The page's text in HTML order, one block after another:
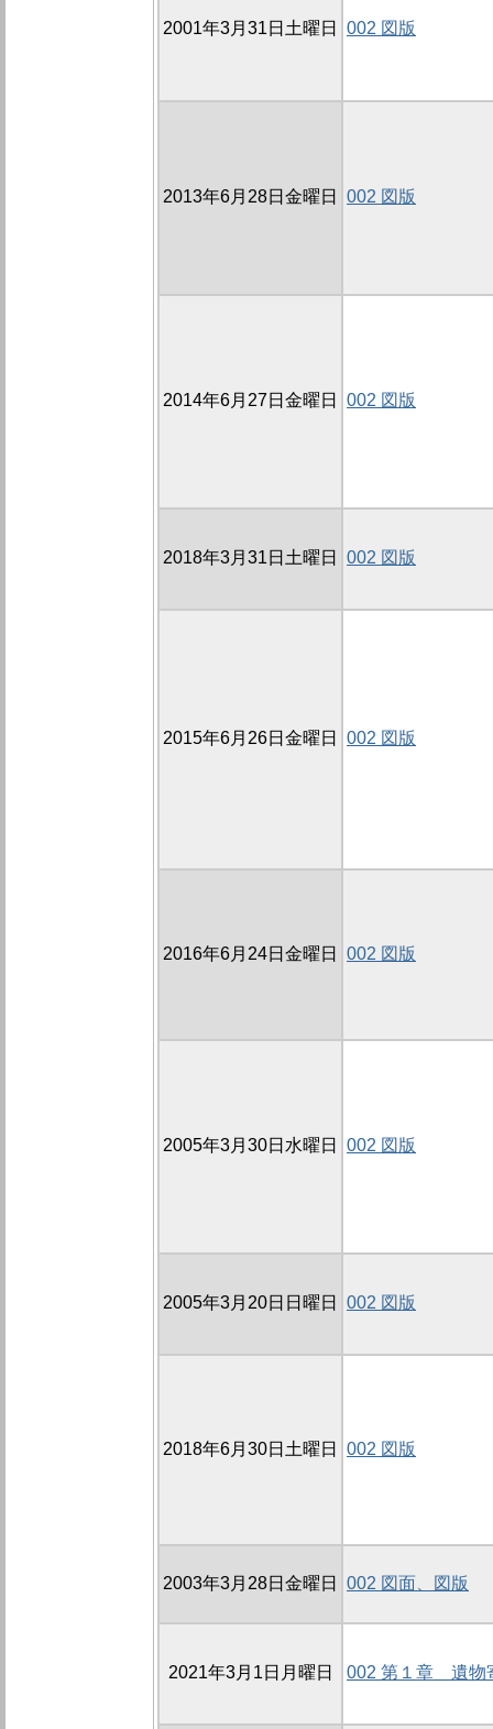
2001年3月31日土曜日 002 図版
2013年6月28日金曜日 002 図版
2014年6月27日金曜日 002 図版
2018年3月31日土曜日 002 図版
2015年6月26日金曜日 002 図版
2016年6月24日金曜日 002 図版
2005年3月30日水曜日 002 図版
2005年3月20日日曜日 002 図版
2018年6月30日土曜日 002 図版
2003年3月28日金曜日 002 図面、図版
2021年3月1日月曜日 002 第１章 遺物